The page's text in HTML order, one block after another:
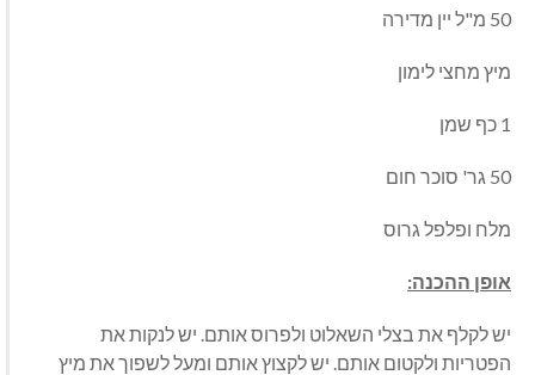
50 מ"ל יין מדירה
מיץ מחצי לימון
1 כף שמן
50 גר' סוכר חום
מלח ופלפל גרוס
אופן ההכנה:
יש לקלף את בצלי השאלוט ולפרוס אותם. יש לנקות את
הפטריות ולקטום אותם. יש לקצוץ אותם ומעל לשפוך את מיץ